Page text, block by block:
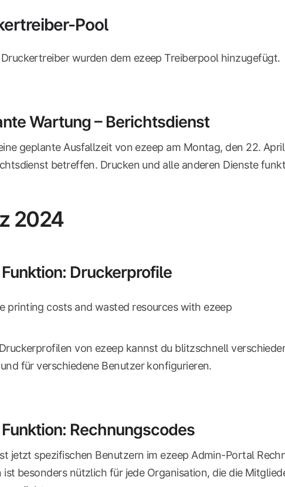
Pool
wurden dem ezeep Treiberpool hinzugefügt.
Wartung – Berichtsdienst
geplante Ausfallzeit von ezeep am Montag, den 22.
betreffen. Drucken und alle anderen Dienste
2024
Druckerprofile
von ezeep kannst du blitzschnell
für verschiedene Benutzer konfigurieren.
Rechnungscodes
jetzt spezifischen Benutzern im ezeep Admin-Portal
ist besonders nützlich für jede Organisation, die die